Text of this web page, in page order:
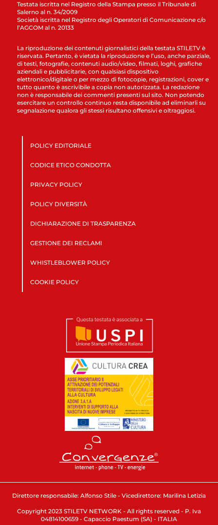
Testata iscritta nel Registro della Stampa presso il Tribunale di
Salerno al n. 34/2009
Società iscritta nel Registro degli Operatori di Comunicazione c/o
l’AGCOM al n. 20133
La riproduzione dei contenuti giornalistici della testata STILETV è
riservata. Pertanto, è vietata la riproduzione e l’uso, anche parziale,
di testi, fotografie, contenuti audio/video, filmati, loghi, grafiche
aziendali e pubblicitarie, con qualsiasi dispositivo
elettronico/digitale o per mezzo di fotocopie, registrazioni, cover e
tutto quanto è ascrivibile a copia non autorizzata. La redazione
non è responsabile dei commenti presenti sul sito. Non potendo
esercitare un controllo continuo resta disponibile ad eliminarli su
segnalazione qualora gli stessi risultano offensivi e oltraggiosi.
POLICY EDITORIALE
CODICE ETICO CONDOTTA
PRIVACY POLICY
POLICY DIVERSITÀ
DICHIARAZIONE DI TRASPARENZA
GESTIONE DEI RECLAMI
WHISTLEBLOWER POLICY
COOKIE POLICY
Direttore responsabile: Alfonso Stile - Vicedirettore: Marilina Letizia
Copyright 2023 STILETV NETWORK - All rights reserved - P. Iva
04814100659 - Capaccio Paestum (SA) - ITALIA